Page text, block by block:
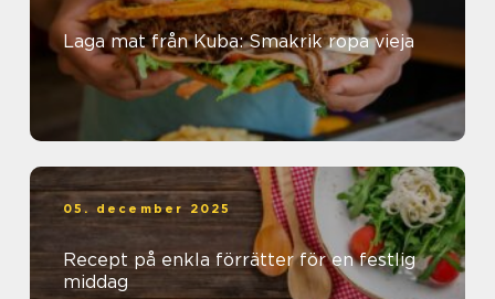
Laga mat från Kuba: Smakrik ropa vieja
05. december 2025
Recept på enkla förrätter för en festlig
middag